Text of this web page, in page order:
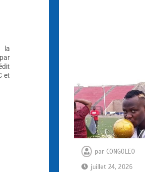
la
et
par CONGOLEO
juillet 24, 2026